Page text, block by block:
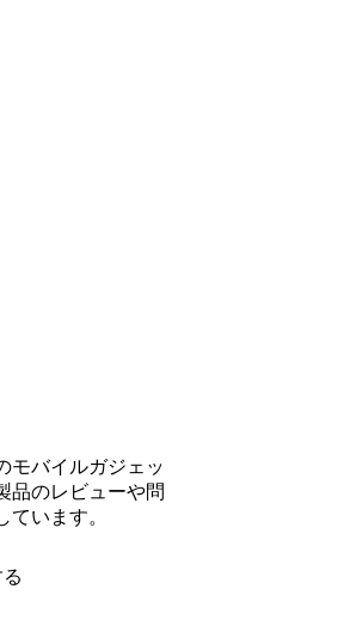
モバイルガジェッ
品のレビューや問
ています。